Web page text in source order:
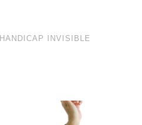
HANDICAP INVISIBLE